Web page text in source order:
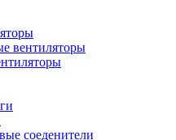
вентиляторы
соеденители